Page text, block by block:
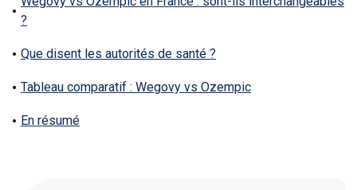
?
Que disent les autorités de santé ?
Tableau comparatif : Wegovy vs Ozempic
En résumé